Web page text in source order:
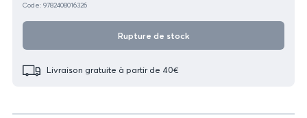
Code: 9782408016326
Rupture de stock
Livraison gratuite à partir de 40€